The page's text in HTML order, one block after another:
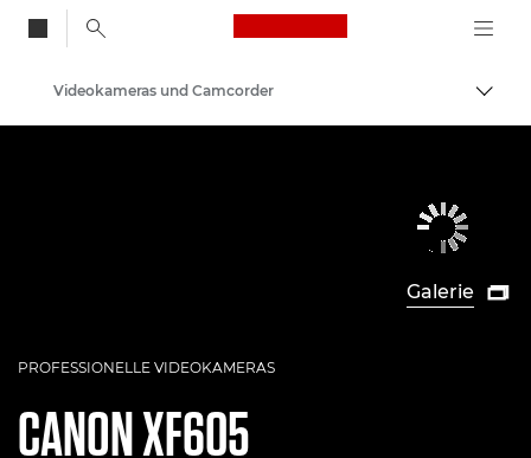
Canon Logo, back
Auf
Videokameras und Camcorder
Galerie 
PROFESSIONELLE VIDEOKAMERAS
CANONXF605